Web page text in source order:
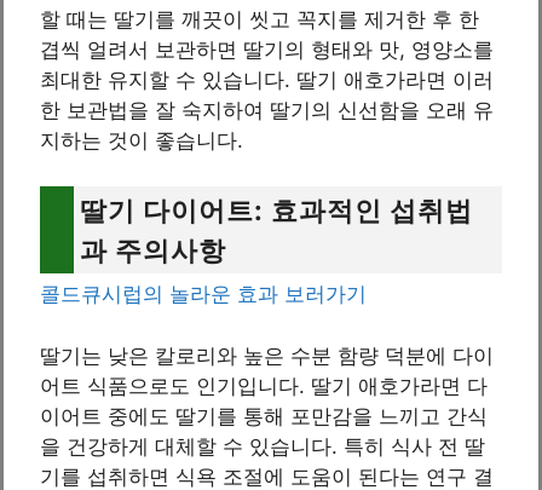
할 때는 딸기를 깨끗이 씻고 꼭지를 제거한 후 한
겹씩 얼려서 보관하면 딸기의 형태와 맛, 영양소를
최대한 유지할 수 있습니다. 딸기 애호가라면 이러
한 보관법을 잘 숙지하여 딸기의 신선함을 오래 유
지하는 것이 좋습니다.
딸기 다이어트: 효과적인 섭취법
과 주의사항
콜드큐시럽의 놀라운 효과 보러가기
딸기는 낮은 칼로리와 높은 수분 함량 덕분에 다이
어트 식품으로도 인기입니다. 딸기 애호가라면 다
이어트 중에도 딸기를 통해 포만감을 느끼고 간식
을 건강하게 대체할 수 있습니다. 특히 식사 전 딸
기를 섭취하면 식욕 조절에 도움이 된다는 연구 결